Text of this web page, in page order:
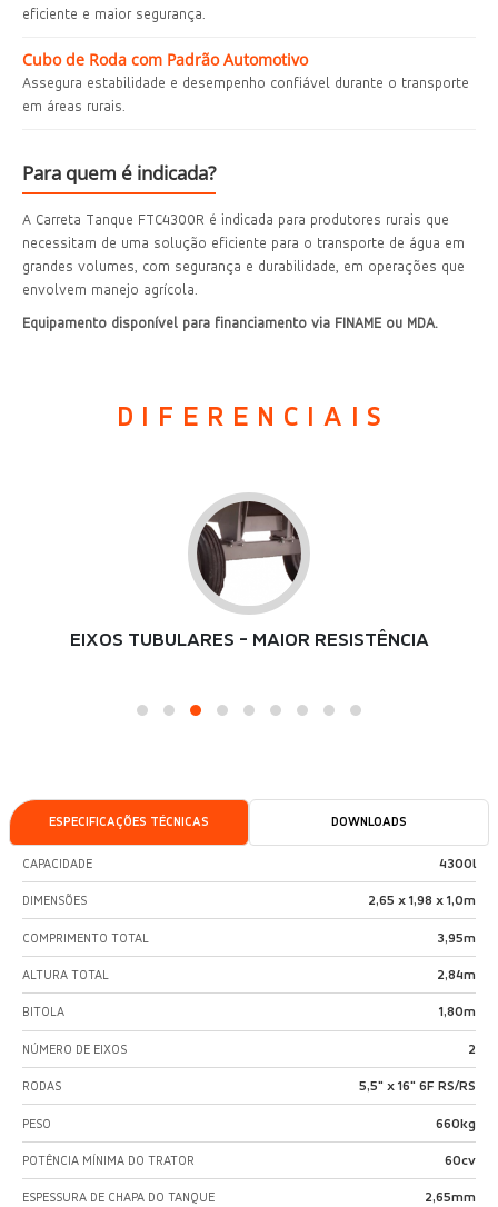
eficiente e maior segurança.
Cubo de Roda com Padrão Automotivo
Assegura estabilidade e desempenho confiável durante o transporte
em áreas rurais.
Para quem é indicada?
A Carreta Tanque FTC4300R é indicada para produtores rurais que
necessitam de uma solução eficiente para o transporte de água em
grandes volumes, com segurança e durabilidade, em operações que
envolvem manejo agrícola.
Equipamento disponível para financiamento via FINAME ou MDA.
DIFERENCIAIS
EIXOS TUBULARES - MAIOR RESISTÊNCIA
ESPECIFICAÇÕES TÉCNICAS DOWNLOADS
CAPACIDADE 4300l
DIMENSÕES 2,65 x 1,98 x 1,0m
COMPRIMENTO TOTAL 3,95m
ALTURA TOTAL 2,84m
BITOLA 1,80m
NÚMERO DE EIXOS 2
RODAS 5,5" x 16" 6F RS/RS
PESO 660kg
POTÊNCIA MÍNIMA DO TRATOR 60cv
ESPESSURA DE CHAPA DO TANQUE 2,65mm